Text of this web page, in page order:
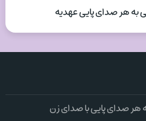
به هر صدای پایی عهدیه
هر صدای پایی با صدای زن